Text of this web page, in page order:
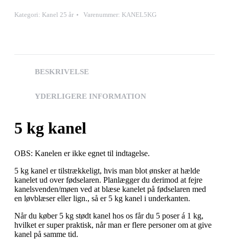
Kategori: Kanel 25 år Varenummer: KANEL5KG
BESKRIVELSE
YDERLIGERE INFORMATION
5 kg kanel
OBS: Kanelen er ikke egnet til indtagelse.
5 kg kanel er tilstrækkeligt, hvis man blot ønsker at hælde
kanelet ud over fødselaren. Planlægger du derimod at fejre
kanelsvenden/møen ved at blæse kanelet på fødselaren med
en løvblæser eller lign., så er 5 kg kanel i underkanten.
Når du køber 5 kg stødt kanel hos os får du 5 poser á 1 kg,
hvilket er super praktisk, når man er flere personer om at give
kanel på samme tid.